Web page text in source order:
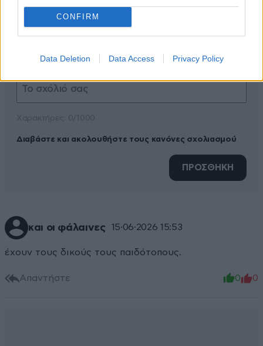
CONFIRM
Data Deletion Data Access Privacy Policy
Διαβάστε και ακολουθήστε τους κανόνες σχολιασμού
ΠΡΟΣΘΗΚΗ
και οι φάλαινες 15·06·2026 15:53
έχουν τους δικούς τους παιδότοπους.
Απαντήστε 0 0